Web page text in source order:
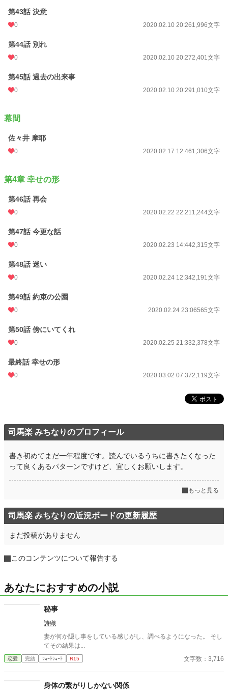
第43話 決意
0 2020.02.10 20:261,996文字
第44話 別れ
0 2020.02.10 20:272,401文字
第45話 過去の出来事
0 2020.02.10 20:291,010文字
幕間
佐々井 摩耶
0 2020.02.17 12:461,306文字
第4章 幸せの形
第46話 再会
0 2020.02.22 22:211,244文字
第47話 今更な話
0 2020.02.23 14:442,315文字
第48話 迷い
0 2020.02.24 12:342,191文字
第49話 約束の公園
0 2020.02.24 23:06565文字
第50話 傍にいてくれ
0 2020.02.25 21:332,378文字
最終話 幸せの形
0 2020.03.02 07:372,119文字
司馬楽 みちなりのプロフィール
書き初めてまだ一年程度です。読んでいるうちに書きたくなった
って良くあるパターンですけど、宜しくお願いします。
もっと見る
司馬楽 みちなりの近況ボードの更新履歴
まだ投稿がありません
このコンテンツについて報告する
あなたにおすすめの小説
秘事
詩織
妻が何か隠し事をしている感じがし、調べるようになった。 そし
てその結果は...
恋愛 完結 ｼｮｰﾄｼｮｰﾄ R15 文字数：3,716
身体の繋がりしかない関係